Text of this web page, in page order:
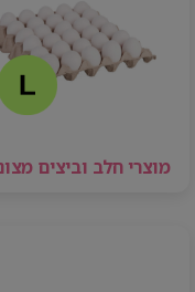
מוצרי חלב וביצים